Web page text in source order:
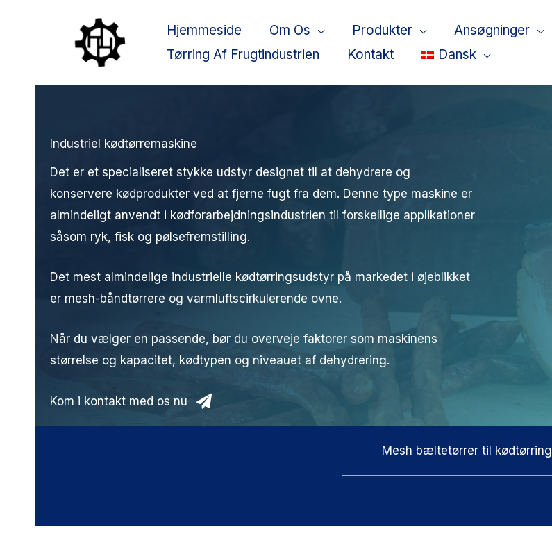
indholdet
Hjemmeside Om Os Produkter Ansøgninger
Tørring Af Frugtindustrien
Kontakt Dansk
Industriel kødtørremaskine
Det er et specialiseret stykke udstyr designet til at dehydrere og
konservere kødprodukter ved at fjerne fugt fra dem. Denne type maskine er
almindeligt anvendt i kødforarbejdningsindustrien til forskellige applikationer
såsom ryk, fisk og pølsefremstilling.
Det mest almindelige industrielle kødtørringsudstyr på markedet i øjeblikket
er mesh-båndtørrere og varmluftscirkulerende ovne.
Når du vælger en passende, bør du overveje faktorer som maskinens
størrelse og kapacitet, kødtypen og niveauet af dehydrering.
Kom i kontakt med os nu
Mesh bæltetørrer til kødtørring